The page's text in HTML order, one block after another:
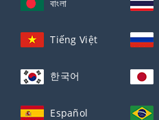
বাংলা
Tiếng Việt
한국어
Español